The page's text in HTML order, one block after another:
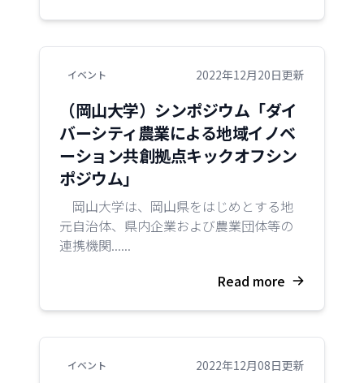
イベント 2022年12月20日更新
（岡山大学）シンポジウム「ダイ
バーシティ農業による地域イノベ
ーション共創拠点キックオフシン
ポジウム」
岡山大学は、岡山県をはじめとする地
元自治体、県内企業および農業団体等の
連携機関......
Read more
イベント 2022年12月08日更新